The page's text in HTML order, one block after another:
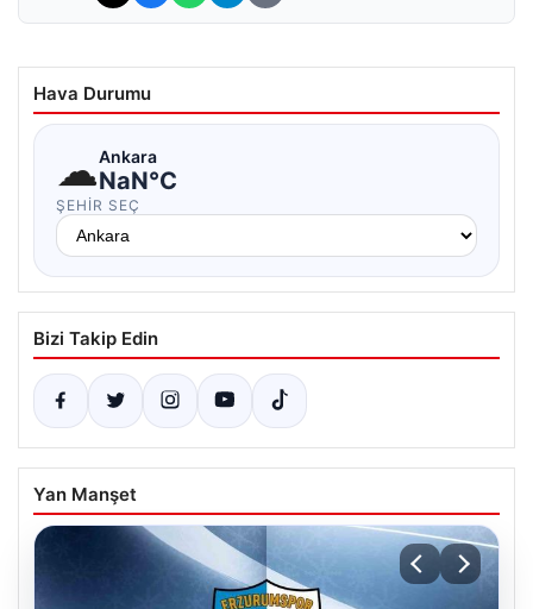
Hava Durumu
☁Ankara
NaN°C
ŞEHIR SEÇ
Bizi Takip Edin
Yan Manşet